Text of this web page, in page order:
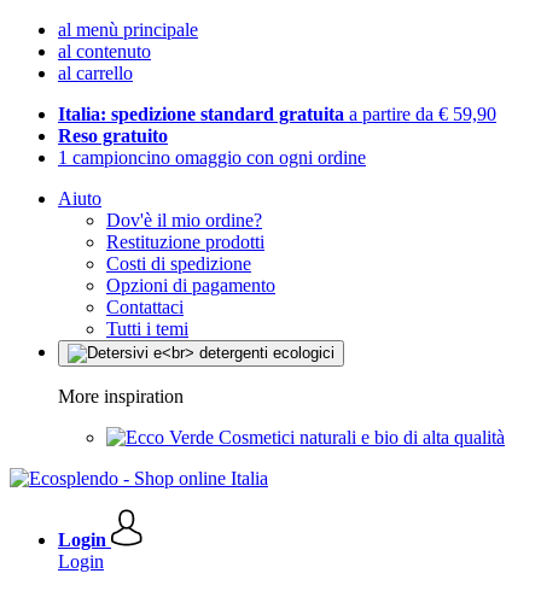
al menù principale
al contenuto
al carrello
Italia: spedizione standard gratuita a partire da € 59,90
Reso gratuito
1 campioncino omaggio con ogni ordine
Aiuto
Dov'è il mio ordine?
Restituzione prodotti
Costi di spedizione
Opzioni di pagamento
Contattaci
Tutti i temi
More inspiration
Cosmetici naturali e bio di alta qualità
Login
Login